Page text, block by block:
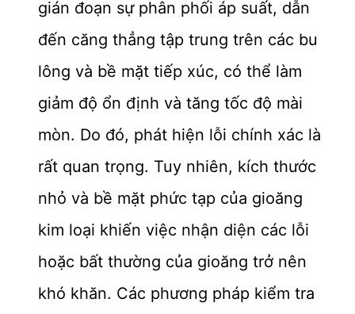
gián đoạn sự phân phối áp suất, dẫn
đến căng thẳng tập trung trên các bu
lông và bề mặt tiếp xúc, có thể làm
giảm độ ổn định và tăng tốc độ mài
mòn. Do đó, phát hiện lỗi chính xác là
rất quan trọng. Tuy nhiên, kích thước
nhỏ và bề mặt phức tạp của gioăng
kim loại khiến việc nhận diện các lỗi
hoặc bất thường của gioăng trở nên
khó khăn. Các phương pháp kiểm tra